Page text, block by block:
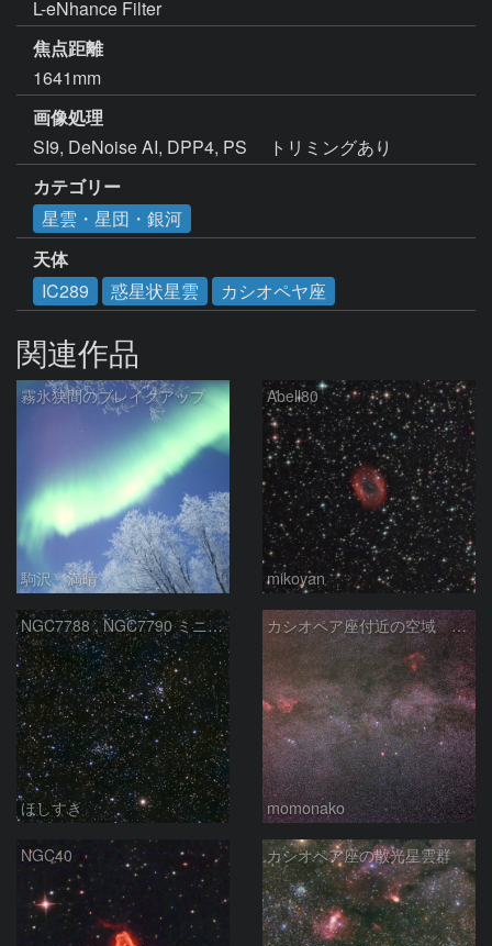
焦点距離
1641mm
画像処理
カテゴリー
星雲・星団・銀河
天体
IC289
惑星状星雲 カシオペヤ座
関連作品
霧氷狭間のブレイクアップ
駒沢 満晴
Abell80
mikoyan
NGC7788 , NGC7790 ミニ二重星団
ほしすき
カシオペア座付近の空域 260720
momonako
NGC40 カシオペア座の散光星雲群